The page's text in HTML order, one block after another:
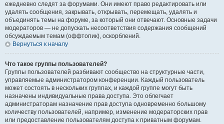
ежедневно следят за форумами. Они имеют право редактировать или
удалять сообщения, закрывать, открывать, перемещать, удалять и
объединять темы на форуме, за который они отвечают. Основные задачи
модераторов — не допускать несоответствия содержания сообщений
обсуждаемым темам (оффтопик), оскорблений.
Вернуться к началу
Что такое группы пользователей?
Группы пользователей разбивают сообщество на структурные части,
управляемые администратором конференции. Каждый пользователь
может состоять в нескольких группах, и каждой группе могут быть
назначены индивидуальные права доступа. Это облегчает
администраторам назначение прав доступа одновременно большому
количеству пользователей, например, изменение модераторских прав
или предоставление пользователям доступа к приватным форумам.